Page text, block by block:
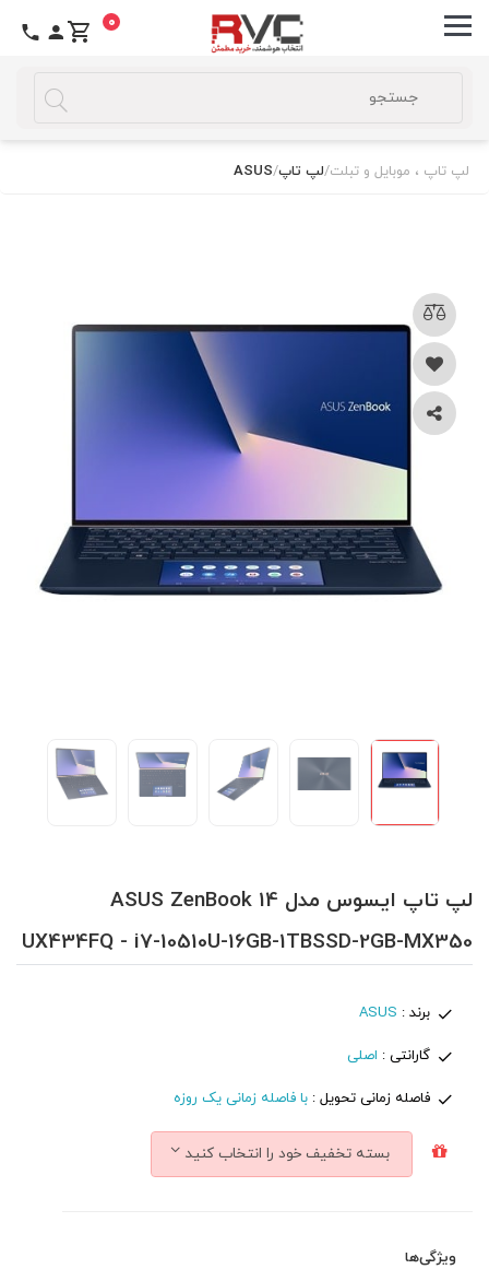
0
لپ تاپ ، موبایل و تبلت/لپ تاپ/
ASUS
لپ تاپ ایسوس مدل ASUS ZenBook 14
UX434FQ - i7-10510U-16GB-1TBSSD-2GB-MX350
برند : ASUS
گارانتی : اصلی
فاصله زمانی تحویل : با فاصله زمانی یک روزه
بسته تخفیف خود را انتخاب کنید
ویژگی‌ها